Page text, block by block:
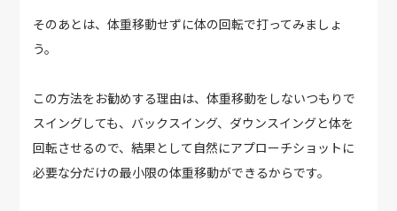
そのあとは、体重移動せずに体の回転で打ってみましょ
う。
この方法をお勧めする理由は、体重移動をしないつもりで
スイングしても、バックスイング、ダウンスイングと体を
回転させるので、結果として自然にアプローチショットに
必要な分だけの最小限の体重移動ができるからです。